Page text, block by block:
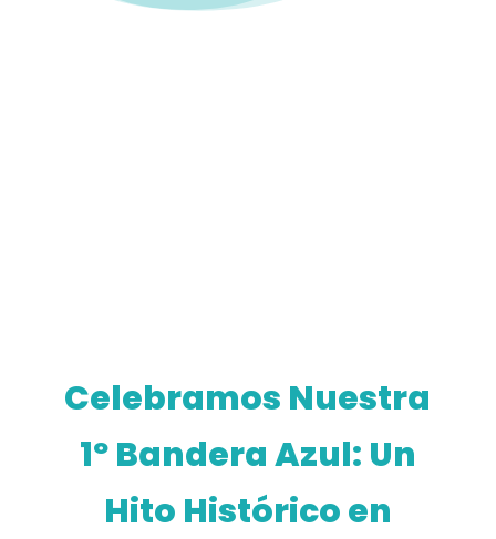
Celebramos Nuestra
1º Bandera Azul: Un
Hito Histórico en